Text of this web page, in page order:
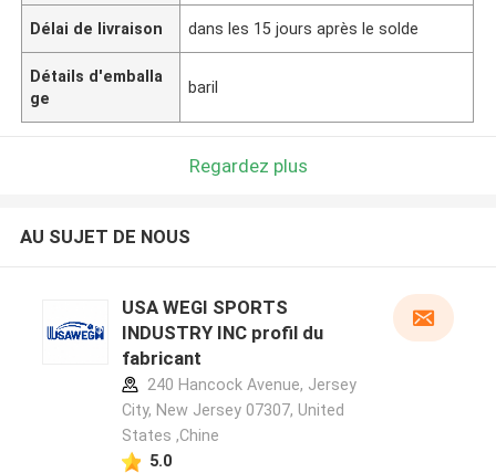
Délai de livraison dans les 15 jours après le solde
Détails d'emballa
ge
baril
Regardez plus
AU SUJET DE NOUS
USA WEGI SPORTS
INDUSTRY INC profil du
fabricant
240 Hancock Avenue, Jersey
City, New Jersey 07307, United
States ,Chine
5.0